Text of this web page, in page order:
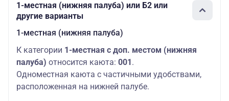
1-местная (нижняя палуба) или Б2 или
другие варианты
1-местная (нижняя палуба)
К категории 1-местная с доп. местом (нижняя
палуба) относится каюта: 001 .
Одноместная каюта с частичными удобствами,
расположенная на нижней палубе.